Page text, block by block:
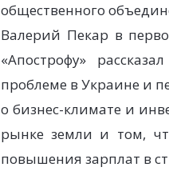
общественного
Валерий Пекар в
«Апострофу»
проблеме в Украине и
о бизнес-климате и
рынке земли и том,
повышения зарплат в